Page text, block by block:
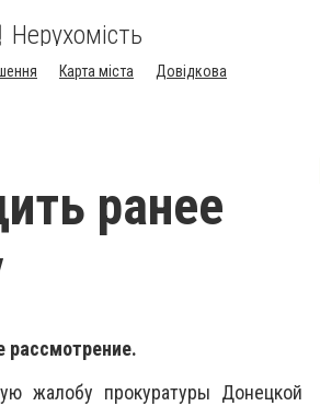
Нерухомість
Карта міста Довідкова
ранее
рассмотрение.
жалобу прокуратуры Донецкой